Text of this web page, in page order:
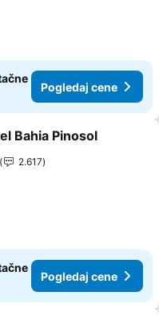
Pogledaj cene
u favorite
Bahia Pinosol
2.617
Pogledaj cene